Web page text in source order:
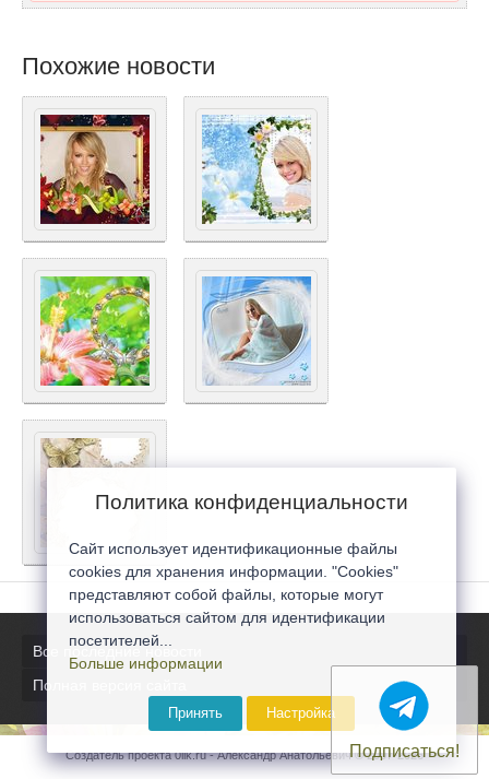
Похожие новости
Все последние новости
Полная версия сайта
Создатель проекта 0lik.ru - Александр Анатольевич © 2007-2026
Подписаться!
Политика конфиденциальности
Сайт использует идентификационные файлы
cookies для хранения информации. "Cookies"
представляют собой файлы, которые могут
использоваться сайтом для идентификации
посетителей...
Больше информации
Принять Настройка